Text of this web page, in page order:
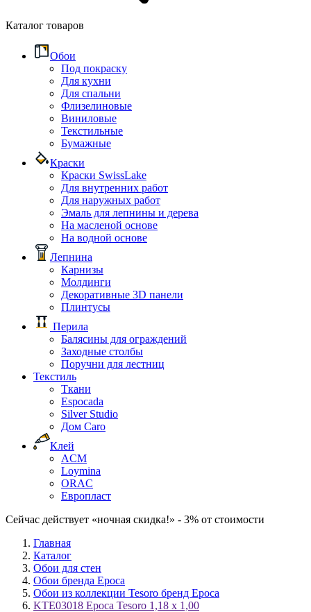
Каталог товаров
Обои
Под покраску
Для кухни
Для спальни
Флизелиновые
Виниловые
Текстильные
Бумажные
Краски
Краски SwissLake
Для внутренних работ
Для наружных работ
Эмаль для лепнины и дерева
На масленой основе
На водной основе
Лепнина
Карнизы
Молдинги
Декоративные 3D панели
Плинтусы
Перила
Балясины для ограждений
Заходные столбы
Поручни для лестниц
Текстиль
Ткани
Espocada
Silver Studio
Дом Caro
Клей
ACM
Loymina
ORAC
Европласт
Сейчас действует «ночная скидка!» - 3% от стоимости
Главная
Каталог
Обои для стен
Обои бренда Epoca
Обои из коллекции Tesoro бренд Epoca
KTE03018 Epoca Tesoro 1,18 x 1,00